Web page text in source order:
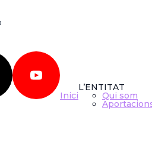
Inici
L’ENTITAT
Qui som